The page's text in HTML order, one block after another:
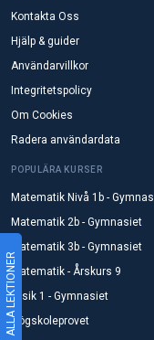
ALLA LEKTIONER
Kontakta Oss
Hjälp & guider
Användarvillkor
Integritetspolicy
Om Cookies
Radera användardata
POPULÄRA KURSER
Matematik Nivå 1b -
Matematik 2b - Gymnasiet
Matematik 3b - Gymnasiet
Matematik - Årskurs 9
Fysik 1 - Gymnasiet
Högskoleprovet